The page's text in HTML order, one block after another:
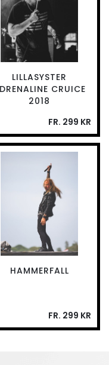
LILLASYSTER
CRUICE
2018
FR. 299 KR
HAMMERFALL
FR. 299 KR